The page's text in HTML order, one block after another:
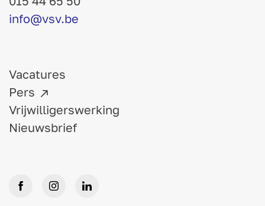
info@vsv.be
Vacatures
Pers
Vrijwilligerswerking
Nieuwsbrief